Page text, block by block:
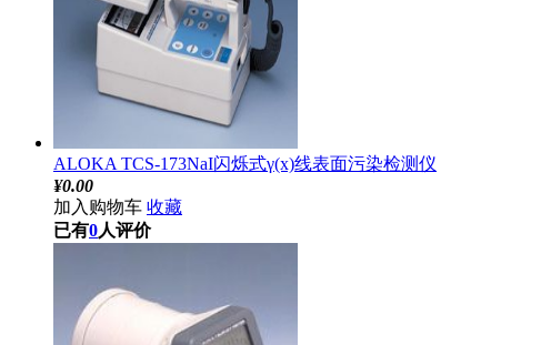
ALOKA TCS-173NaI闪烁式γ(x)线表面污染检测仪
¥0.00
加入购物车 收藏
已有0人评价